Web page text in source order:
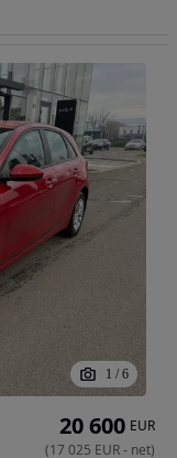
1 / 6
20 600 EUR
(17 025 EUR- net)